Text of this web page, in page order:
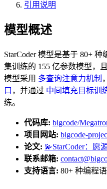
引用说明
模型概述
StarCoder 模型是基于 80+ 种
集训练的 155 亿参数模型，
模型采用 多查询注意力机制
口 ，并通过 中间填充目标训
练。
代码库: bigcode/
项目网站: bigcode-
论文: 💫StarCoder：愿
联系邮箱:
支持语言: 80+ 种编程